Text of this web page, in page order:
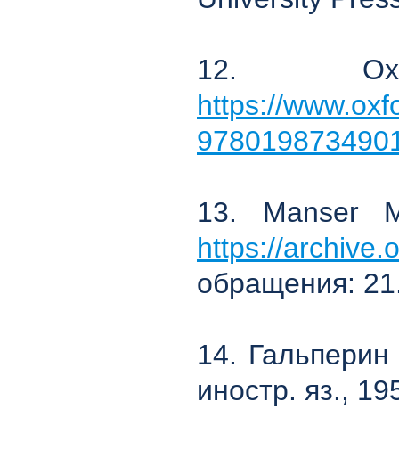
12.
https://
13. Manser
https://
обращения:
14.
иностр. яз.,